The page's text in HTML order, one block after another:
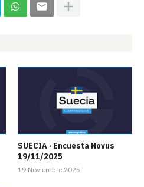
SUECIA · Encuesta Novus
19/11/2025
19 Noviembre 2025